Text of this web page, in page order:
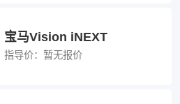
宝马Vision iNEXT
指导价： 暂无报价